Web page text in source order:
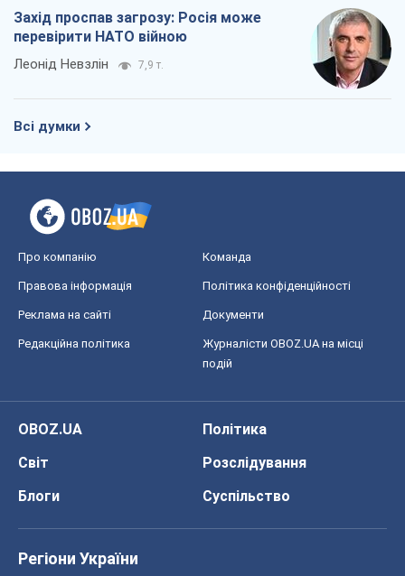
Захід проспав загрозу: Росія може
перевірити НАТО війною
Леонід Невзлін 7,9 т.
Всі думки
Про компанію Команда
Правова інформація Політика конфіденційності
Реклама на сайті Документи
Редакційна політика
Журналісти OBOZ.UA на місці
подій
OBOZ.UA
Політика
Світ
Розслідування
Блоги
Суспільство
Регіони України